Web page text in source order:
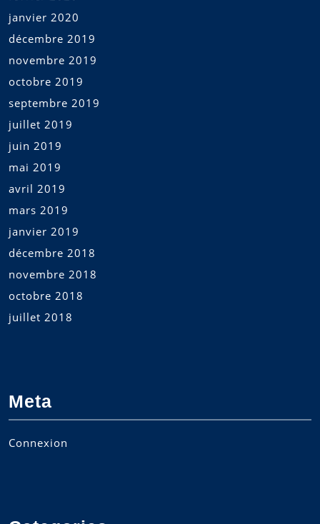
janvier 2020
décembre 2019
novembre 2019
octobre 2019
septembre 2019
juillet 2019
juin 2019
mai 2019
avril 2019
mars 2019
janvier 2019
décembre 2018
novembre 2018
octobre 2018
juillet 2018
Meta
Connexion